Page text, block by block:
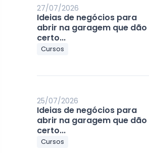
27/07/2026
Ideias de negócios para
abrir na garagem que dão
certo...
Cursos
25/07/2026
Ideias de negócios para
abrir na garagem que dão
certo...
Cursos